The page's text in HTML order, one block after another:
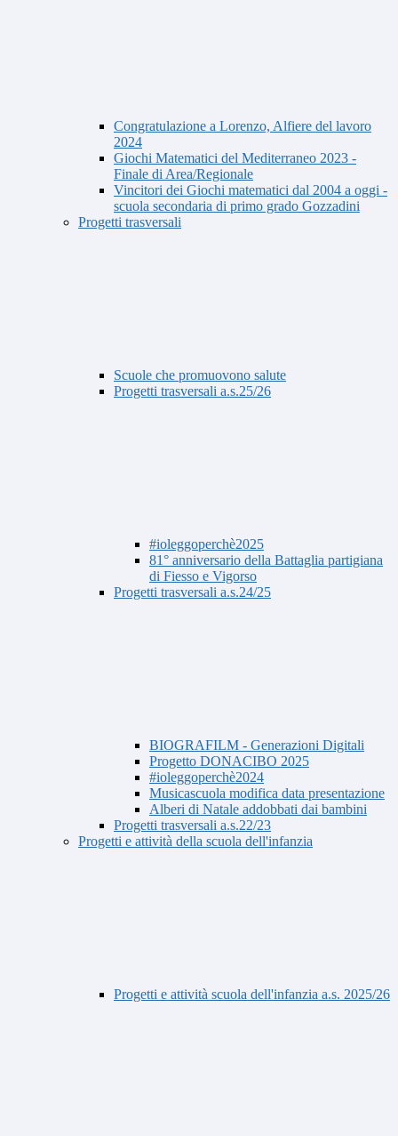
Congratulazione a Lorenzo, Alfiere del lavoro
2024
Giochi Matematici del Mediterraneo 2023 -
Finale di Area/Regionale
Vincitori dei Giochi matematici dal 2004 a oggi -
scuola secondaria di primo grado Gozzadini
Progetti trasversali
Scuole che promuovono salute
Progetti trasversali a.s.25/26
#ioleggoperchè2025
81° anniversario della Battaglia partigiana
di Fiesso e Vigorso
Progetti trasversali a.s.24/25
BIOGRAFILM - Generazioni Digitali
Progetto DONACIBO 2025
#ioleggoperchè2024
Musicascuola modifica data presentazione
Alberi di Natale addobbati dai bambini
Progetti trasversali a.s.22/23
Progetti e attività della scuola dell'infanzia
Progetti e attività scuola dell'infanzia a.s. 2025/26